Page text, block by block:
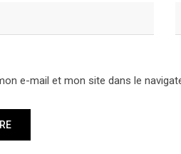
e-mail et mon site dans le